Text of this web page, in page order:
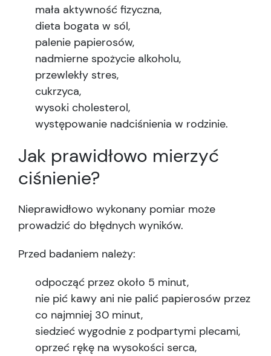
mała aktywność fizyczna,
dieta bogata w sól,
palenie papierosów,
nadmierne spożycie alkoholu,
przewlekły stres,
cukrzyca,
wysoki cholesterol,
występowanie nadciśnienia w rodzinie.
Jak prawidłowo mierzyć
ciśnienie?
Nieprawidłowo wykonany pomiar może
prowadzić do błędnych wyników.
Przed badaniem należy:
odpocząć przez około 5 minut,
nie pić kawy ani nie palić papierosów przez
co najmniej 30 minut,
siedzieć wygodnie z podpartymi plecami,
oprzeć rękę na wysokości serca,